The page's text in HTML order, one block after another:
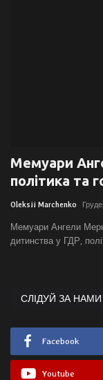
Спорт
Авто
Відео
English Ukraine
Мемуари
політика та
Oleksii Marchenko
Мемуари Ангели
дитинства у ГДР,
СЛІДУЙ ЗА НАМИ
Facebook
Youtube